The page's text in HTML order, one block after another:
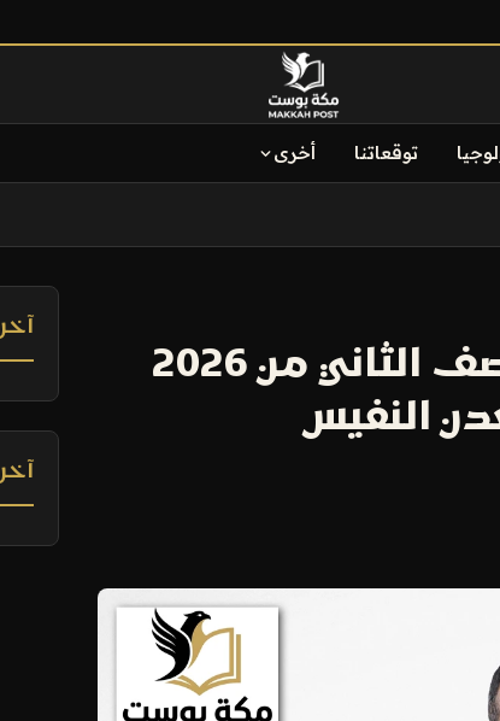
توقعاتنا أخرى
مجلس الذهب العالمي: النصف الثاني من 2026
النفيس